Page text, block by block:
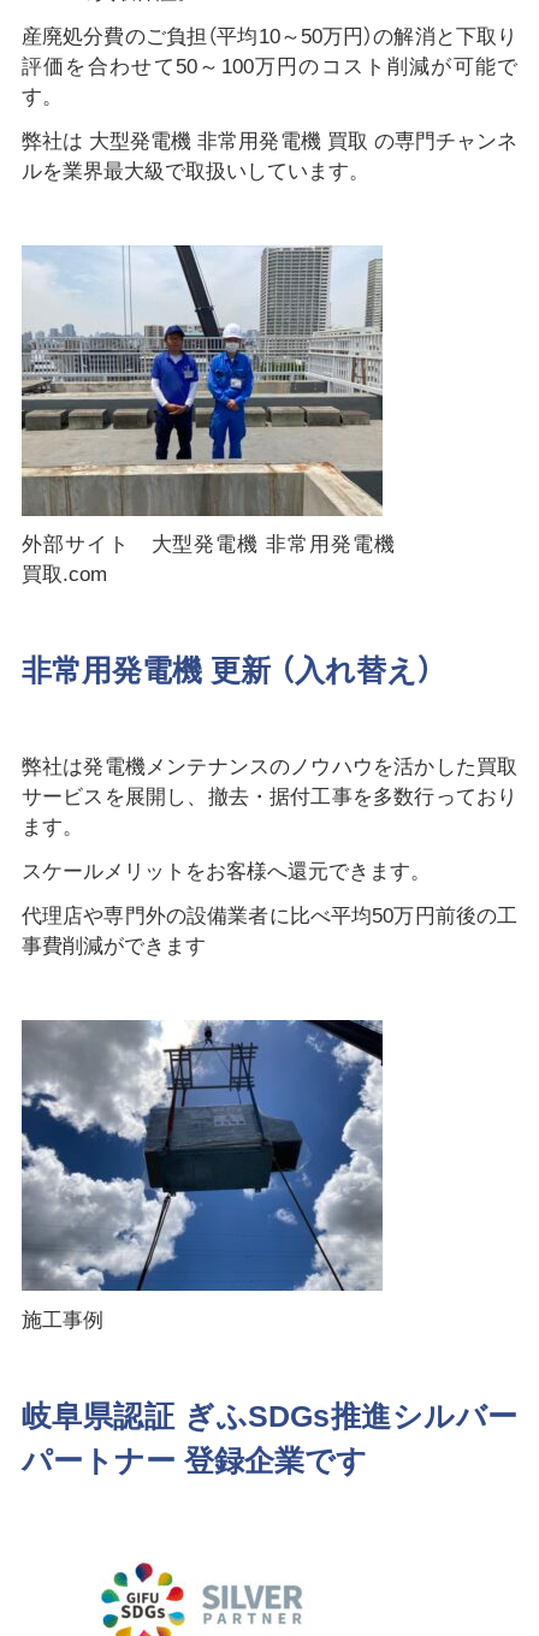
産廃処分費のご負担（平均10～50万円）の解消と下取り
評価を合わせて50～100万円のコスト削減が可能で
す。
弊社は 大型発電機 非常用発電機 買取 の専門チャンネ
ルを業界最大級で取扱いしています。
外部サイト 大型発電機 非常用発電機
買取.com
非常用発電機 更新 （入れ替え）
弊社は発電機メンテナンスのノウハウを活かした買取
サービスを展開し、撤去・据付工事を多数行っており
ます。
スケールメリットをお客様へ還元できます。
代理店や専門外の設備業者に比べ平均50万円前後の工
事費削減ができます
施工事例
岐阜県認証 ぎふSDGs推進シルバー
パートナー 登録企業です